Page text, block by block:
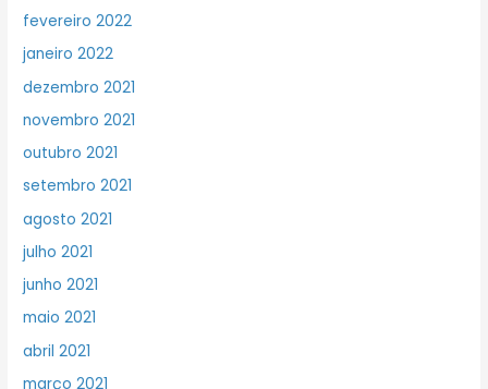
fevereiro 2022
janeiro 2022
dezembro 2021
novembro 2021
outubro 2021
setembro 2021
agosto 2021
julho 2021
junho 2021
maio 2021
abril 2021
março 2021